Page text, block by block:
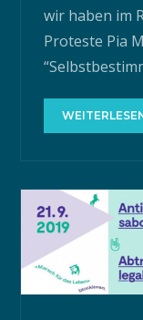
wir haben im
Proteste Pia